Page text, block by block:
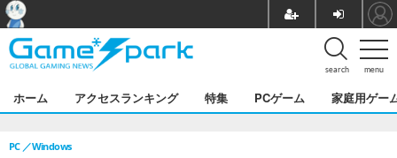
menu
search
ホーム アクセスランキング 特集 PCゲーム 家庭用ゲー
PC Windows